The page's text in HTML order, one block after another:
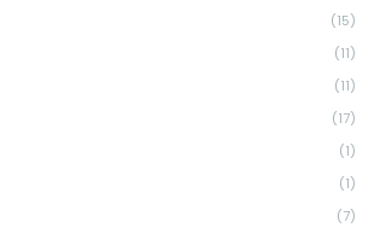
(15)
(11)
(11)
(17)
(1)
(1)
(7)